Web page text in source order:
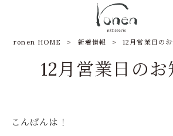
ronen HOME > 新着情報 > 12月営業日の
12月営業日のお
こんばんは！